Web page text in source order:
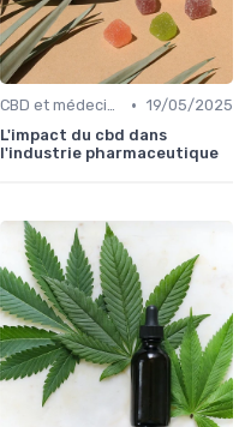
CBD et médecine • 19/05/2025
L'impact du cbd dans
l'industrie pharmaceutique